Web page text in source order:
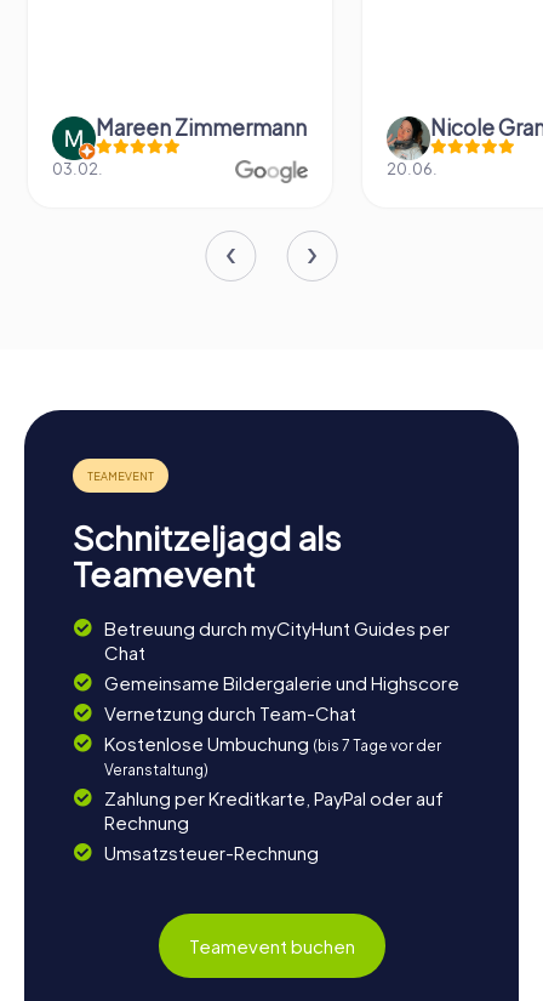
Mareen Zimmermann
03.02.
Nicole
20.06.
Schnitzeljagd als
Teamevent
Betreuung durch myCityHunt Guides per
Chat
Gemeinsame Bildergalerie und Highscore
Vernetzung durch Team-Chat
Kostenlose Umbuchung (bis 7 Tage vor der
Veranstaltung)
Zahlung per Kreditkarte, PayPal oder auf
Rechnung
Umsatzsteuer-Rechnung
Teamevent buchen